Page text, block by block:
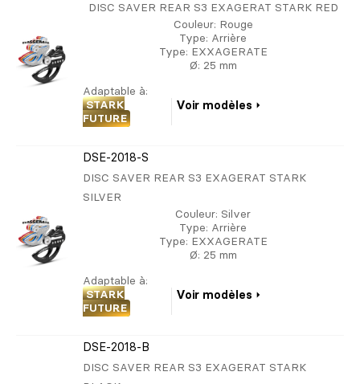
DISC SAVER REAR S3 EXAGERAT STARK RED
Couleur: Rouge
Type: Arrière
Type: EXXAGERATE
Ø: 25 mm
Adaptable à:
STARK
FUTURE
Voir modèles
DSE-2018-S
DISC SAVER REAR S3 EXAGERAT STARK
SILVER
Couleur: Silver
Type: Arrière
Type: EXXAGERATE
Ø: 25 mm
Adaptable à:
STARK
FUTURE
Voir modèles
DSE-2018-B
DISC SAVER REAR S3 EXAGERAT STARK